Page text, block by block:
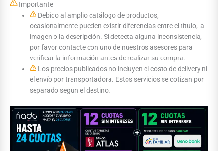
Importante
Debido al amplio catálogo de productos,
ocasionalmente pueden existir diferencias entre el título, la
imagen o la descripción. Si detecta alguna inconsistencia,
por favor contacte con uno de nuestros asesores para
verificar la información antes de realizar su compra.
Los precios publicados no incluyen el costo de delivery ni
el envío por transportadora. Estos servicios se cotizan por
separado según el destino.